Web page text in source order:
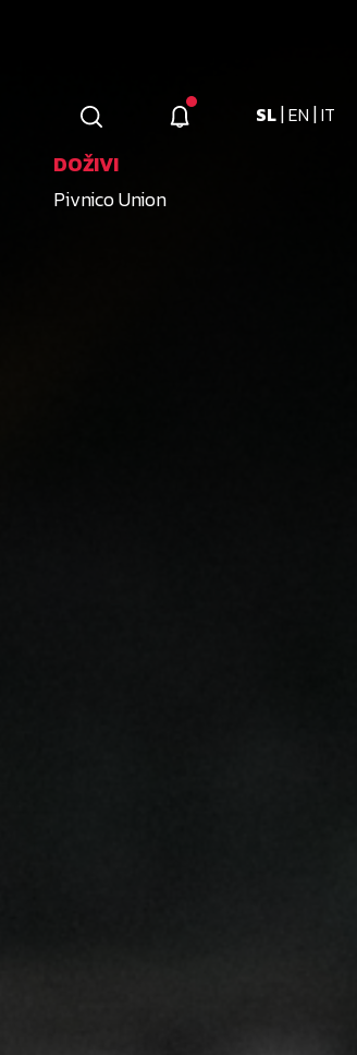
SL|EN |IT
DOŽIVI
Pivnico Union